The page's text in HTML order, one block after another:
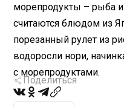
морепродукты – рыба
считаются блюдом из
порезанный рулет из
водоросли нори,
с морепродуктами.
Поделиться